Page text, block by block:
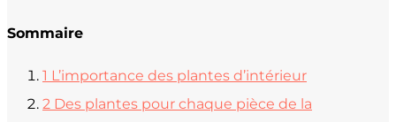
Sommaire
1 L’importance des plantes d’intérieur
2 Des plantes pour chaque pièce de la